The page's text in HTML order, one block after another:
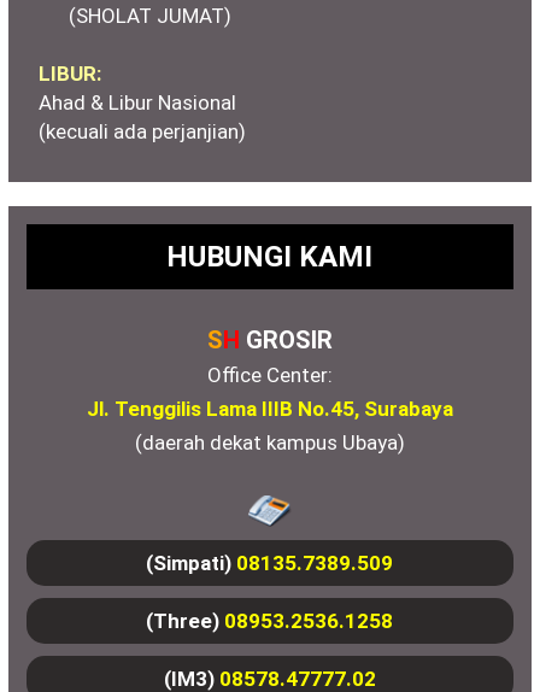
(SHOLAT JUMAT)
LIBUR:
Ahad & Libur Nasional
(kecuali ada perjanjian)
HUBUNGI KAMI
SH GROSIR
Office Center:
Jl. Tenggilis Lama IIIB No.45, Surabaya
(daerah dekat kampus Ubaya)
(Simpati) 08135.7389.509
(Three) 08953.2536.1258
(IM3) 08578.47777.02